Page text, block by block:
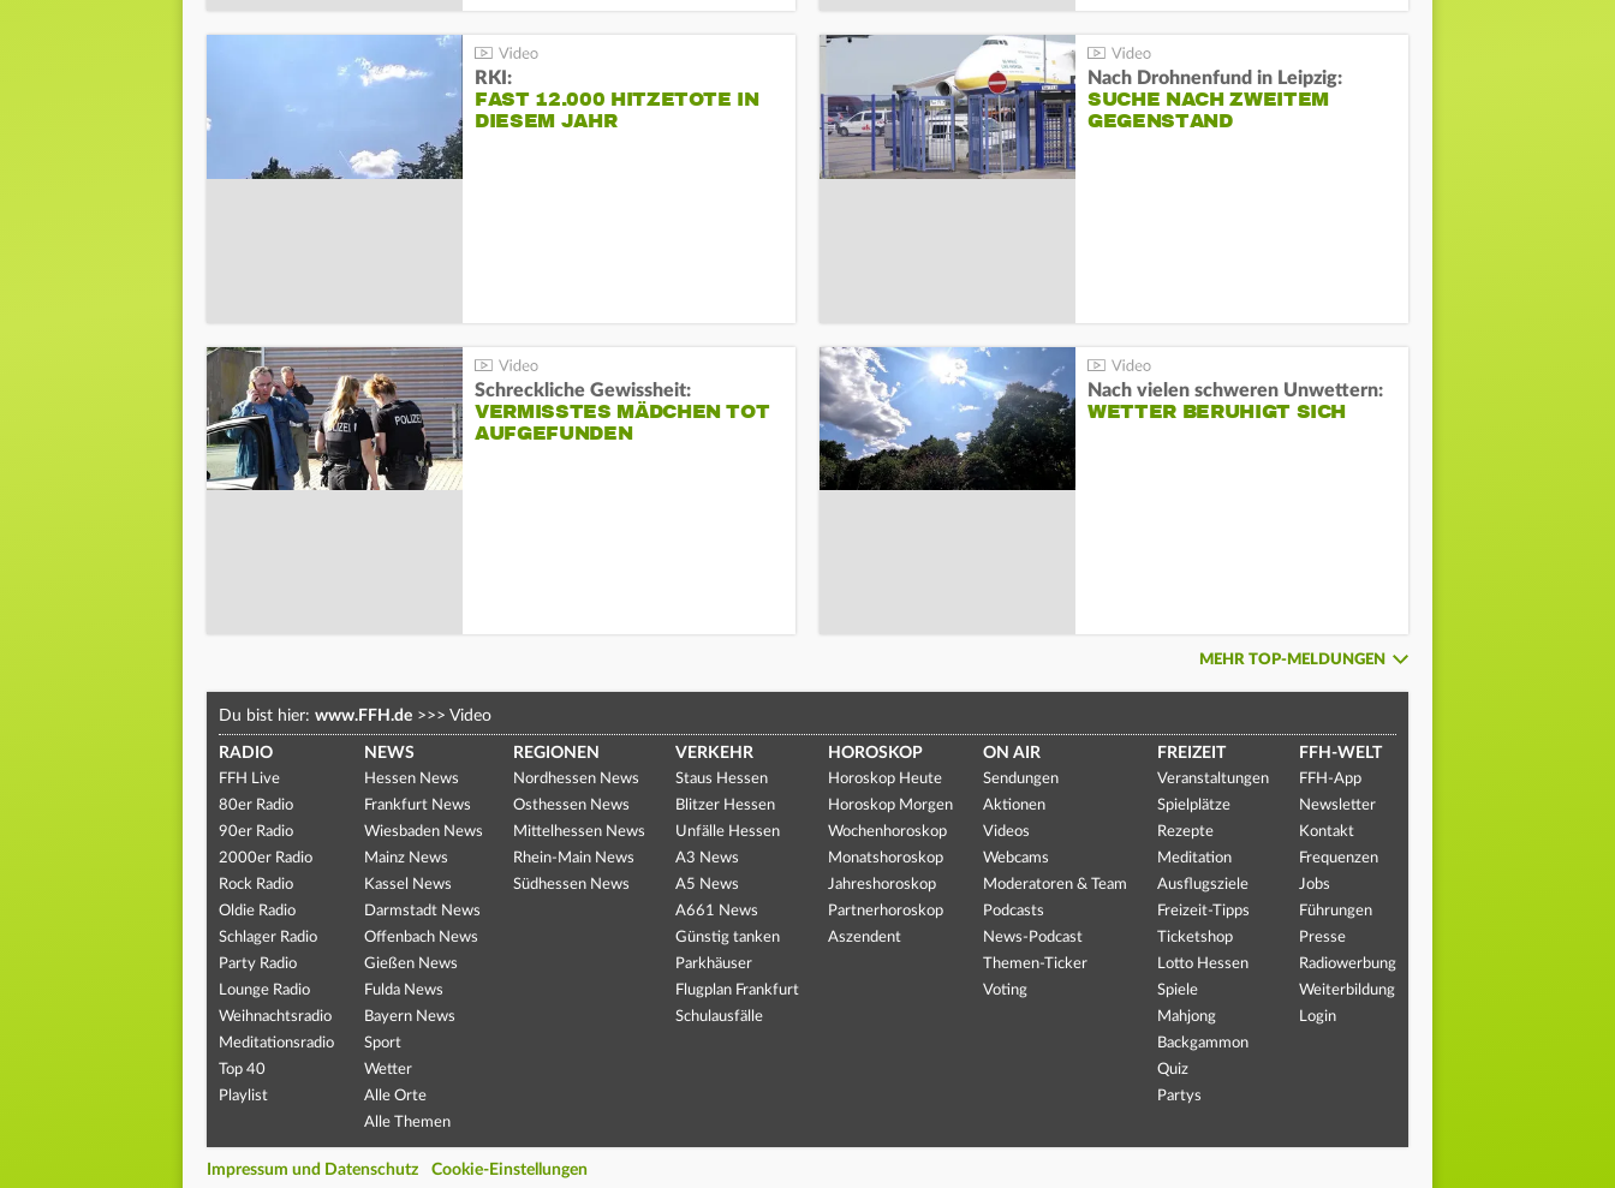
RKI:
FAST 12.000 HITZETOTE IN
DIESEM JAHR
Nach Drohnenfund in Leipzig:
SUCHE NACH ZWEITEM
GEGENSTAND
Schreckliche Gewissheit:
VERMISSTES MÄDCHEN TOT
AUFGEFUNDEN
Nach vielen schweren Unwettern:
WETTER BERUHIGT SICH
MEHR TOP-MELDUNGEN
Du bist hier: www.FFH.de >>> Video
RADIO
FFH Live
80er Radio
90er Radio
2000er Radio
Rock Radio
Oldie Radio
Schlager Radio
Party Radio
Lounge Radio
Weihnachtsradio
Meditationsradio
Top 40
Playlist
NEWS
Hessen News
Frankfurt News
Wiesbaden News
Mainz News
Kassel News
Darmstadt News
Offenbach News
Gießen News
Fulda News
Bayern News
Sport
Wetter
Alle Orte
Alle Themen
REGIONEN
Nordhessen News
Osthessen News
Mittelhessen News
Rhein-Main News
Südhessen News
VERKEHR
Staus Hessen
Blitzer Hessen
Unfälle Hessen
A3 News
A5 News
A661 News
Günstig tanken
Parkhäuser
Flugplan Frankfurt
Schulausfälle
HOROSKOP
Horoskop Heute
Horoskop Morgen
Wochenhoroskop
Monatshoroskop
Jahreshoroskop
Partnerhoroskop
Aszendent
ON AIR
Sendungen
Aktionen
Videos
Webcams
Moderatoren & Team
Podcasts
News-Podcast
Themen-Ticker
Voting
FREIZEIT
Veranstaltungen
Spielplätze
Rezepte
Meditation
Ausflugsziele
Freizeit-Tipps
Ticketshop
Lotto Hessen
Spiele
Mahjong
Backgammon
Quiz
Partys
FFH-WELT
FFH-App
Newsletter
Kontakt
Frequenzen
Jobs
Führungen
Presse
Radiowerbung
Weiterbildung
Login
Impressum und Datenschutz Cookie-Einstellungen